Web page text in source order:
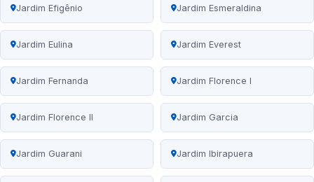
Jardim Efigênio Jardim Esmeraldina
Jardim Eulina Jardim Everest
Jardim Fernanda Jardim Florence I
Jardim Florence II Jardim Garcia
Jardim Guarani Jardim Ibirapuera